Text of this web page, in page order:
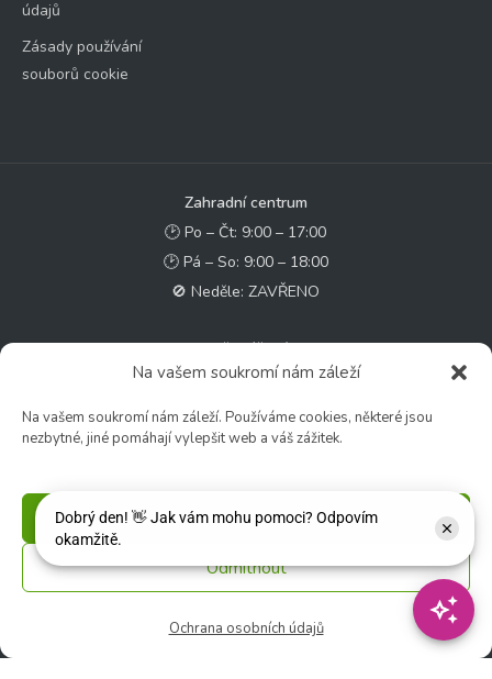
Na vašem soukromí nám záleží
Na vašem soukromí nám záleží. Používáme cookies, některé jsou
nezbytné, jiné pomáhají vylepšit web a váš zážitek.
Příjmout
Odmítnout
Ochrana osobních údajů
údajů
Zásady používání
souborů cookie
Zahradní centrum
🕑 Po – Čt: 9:00 – 17:00
🕑 Pá – So: 9:00 – 18:00
🚫 Neděle: ZAVŘENO
Květinářství
🕑 Ut – Pá: 9:00 - 12:00 │ 13:00 - 17:00
🕑 So: 9:00 – 15:00
🚫 Ne - Po: ZAVŘENO
✉️ e-shop@zcstrakovo.cz
Sledujte nás: